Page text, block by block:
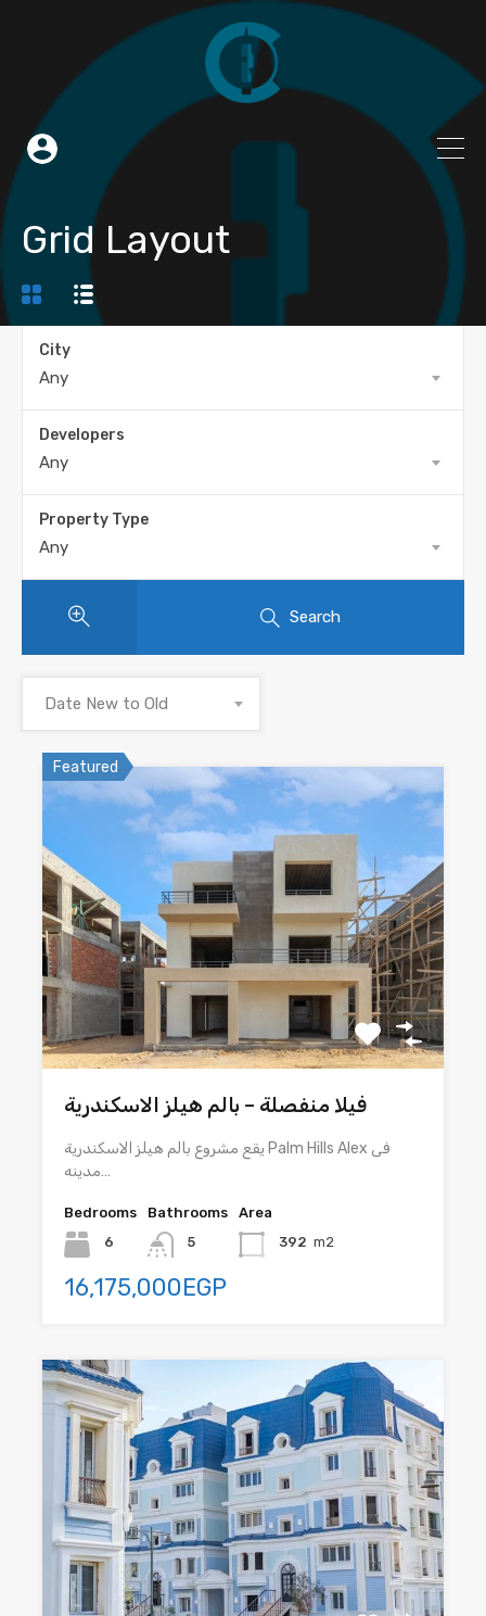
Grid Layout
City
Any
Developers
Any
Property Type
Any
Search
Date New to Old
Featured
فيلا منفصلة – بالم هيلز الاسكندرية
يقع مشروع بالم هيلز الاسكندرية Palm Hills Alex فى
مدينه…
Bedrooms
6
Bathrooms
5
Area
392 m2
16,175,000EGP